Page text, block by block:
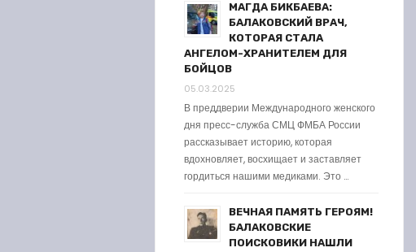
МАГДА БИКБАЕВА:
БАЛАКОВСКИЙ ВРАЧ,
КОТОРАЯ СТАЛА
АНГЕЛОМ-ХРАНИТЕЛЕМ ДЛЯ
БОЙЦОВ
05.03.2025
В преддверии Международного женского
дня пресс-служба СМЦ ФМБА России
рассказывает историю, которая
вдохновляет, восхищает и заставляет
гордиться нашими медиками. Это …
ВЕЧНАЯ ПАМЯТЬ ГЕРОЯМ!
БАЛАКОВСКИЕ
ПОИСКОВИКИ НАШЛИ